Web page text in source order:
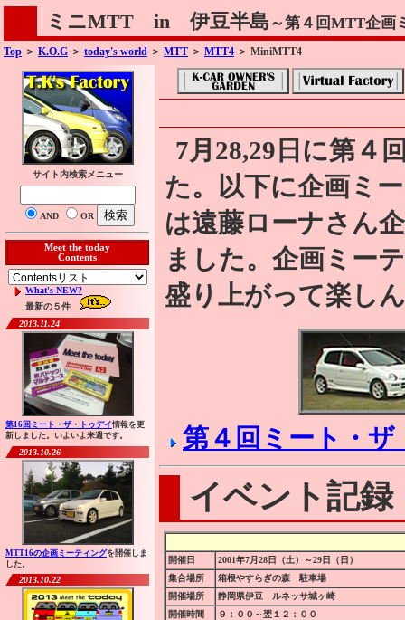
ミニMTT in 伊豆半島 ～第４回MTT企画
Top ＞ K.O.G ＞ today's world ＞ MTT ＞ MTT4 ＞ MiniMTT4
サイト内検索メニュー
AND OR
Meet the today
Contents
What's NEW?
最新の５件
2013.11.24
第16回ミート・ザ・トゥデイ情報を更
新しました。いよいよ来週です。
2013.10.26
MTT16の企画ミーティングを開催しま
した。
2013.10.22
7月28,29日に第４
た。以下に企画ミ
は遠藤ローナさん
ました。企画ミー
盛り上がって楽し
第４回ミート・
イベント記録
開催日
2001年7月28日（土）～29日（日）
集合場所
箱根やすらぎの森 駐車場
開催場所
静岡県伊豆 ルネッサ城ヶ崎
開催時間
９：００～翌１２：００